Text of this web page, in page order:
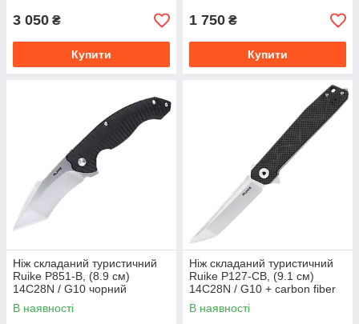
3 050 ₴
Купити
1 750 ₴
Купити
Ніж складаний туристичний
Ruike P851-B, (8.9 см)
14C28N / G10 чорний
В наявності
Ніж складаний туристичний
Ruike P127-CB, (9.1 см)
14C28N / G10 + carbon fiber
чорний
В наявності